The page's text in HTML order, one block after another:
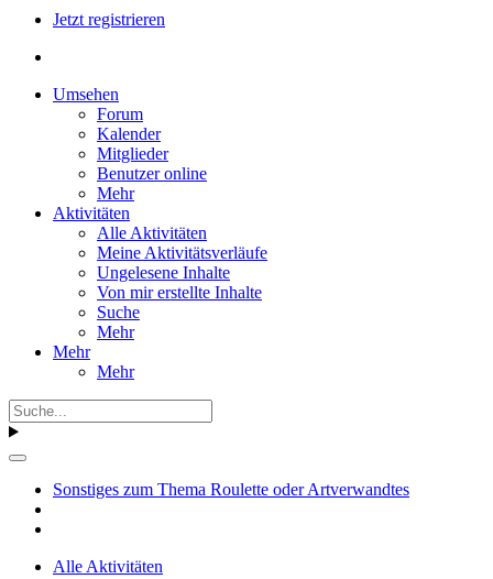
Jetzt registrieren
Umsehen
Forum
Kalender
Mitglieder
Benutzer online
Mehr
Aktivitäten
Alle Aktivitäten
Meine Aktivitätsverläufe
Ungelesene Inhalte
Von mir erstellte Inhalte
Suche
Mehr
Mehr
Mehr
Sonstiges zum Thema Roulette oder Artverwandtes
Alle Aktivitäten